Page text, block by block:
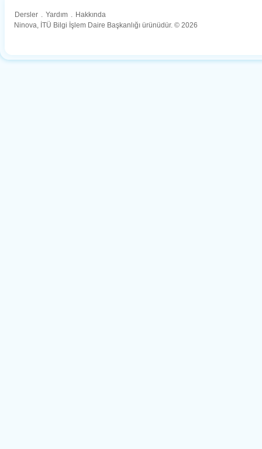
Dersler . Yardım . Hakkında
Ninova, İTÜ Bilgi İşlem Daire Başkanlığı ürünüdür. © 2026